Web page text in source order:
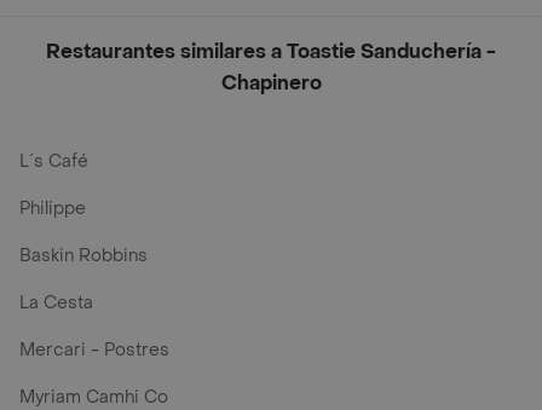
Restaurantes similares a Toastie Sanduchería -
Chapinero
L´s Café
Philippe
Baskin Robbins
La Cesta
Mercari - Postres
Myriam Camhi Co